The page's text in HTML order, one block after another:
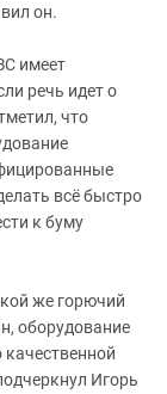
он.
имеет
речь идет о
что
всё быстро
к буму
же горючий
оборудование
качественной
Игорь